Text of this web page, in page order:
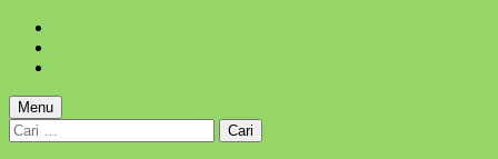
content
footer
Menu
Cari
untuk: